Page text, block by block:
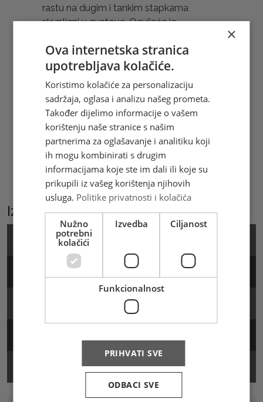
rastu na dugim i tankim stapkama
skupljeni u cvatove. Ocvijeće je
ušiljenih zubaca. Dvousnati vjenčić je
ljubičaste ili purpurne boje, četiri prašnika
prirasli su za cijev vjenčića, a tučak je
jedan. Razmnožava se sjemenom i
dijeljenjem. (Željka Šaravanja)
Hrvatska pošta d.o.o. Mostar izdala je 2
prigodne poštanske marke u arku od 8
maraka, žig i omotnicu prvoga dana
(FDC). Marke i prateći materijali mogu se
kupiti i online na www.epostshop.ba
Izaberite podkategoriju
×
Ova internetska stranica
upotrebljava kolačiće.
Koristimo kolačiće za personalizaciju
sadržaja, oglasa i analizu našeg prometa.
Također dijelimo informacije o vašem
korištenju naše stranice s našim
partnerima za oglašavanje i analitiku koji
ih mogu kombinirati s drugim
informacijama koje ste im dali ili koje su
prikupili iz vašeg korištenja njihovih
usluga. Politike privatnosti i kolačića
Nužno
potrebni
kolačići
Izvedba Ciljanost
Funkcionalnost
PRIHVATI SVE
ODBACI SVE